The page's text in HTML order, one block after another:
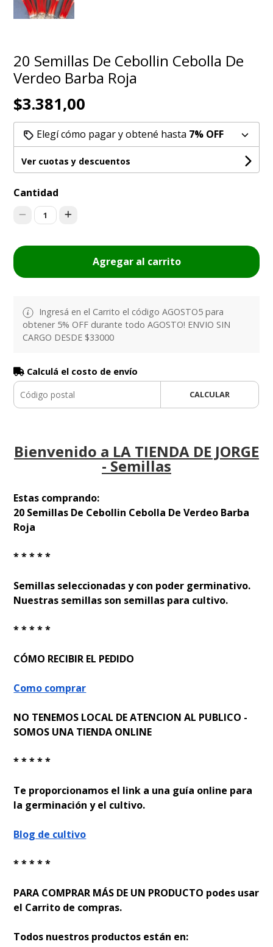
20 Semillas De Cebollin Cebolla De
Verdeo Barba Roja
$3.381,00
Elegí cómo pagar y obtené hasta 7% OFF
Ver cuotas y descuentos
Cantidad
1
Agregar al carrito
Ingresá en el Carrito el código AGOSTO5 para
obtener 5% OFF durante todo AGOSTO! ENVIO SIN
CARGO DESDE $33000
Calculá el costo de envío
CALCULAR
Bienvenido a LA TIENDA DE JORGE
- Semillas
Estas comprando:
20 Semillas De Cebollin Cebolla De Verdeo Barba
Roja
* * * * *
Semillas seleccionadas y con poder germinativo.
Nuestras semillas son semillas para cultivo.
* * * * *
CÓMO RECIBIR EL PEDIDO
Como comprar
NO TENEMOS LOCAL DE ATENCION AL PUBLICO -
SOMOS UNA TIENDA ONLINE
* * * * *
Te proporcionamos el link a una guía online para
la germinación y el cultivo.
Blog de cultivo
* * * * *
PARA COMPRAR MÁS DE UN PRODUCTO podes usar
el Carrito de compras.
Todos nuestros productos están en: